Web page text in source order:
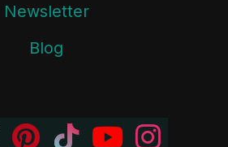
Newsletter
Blog